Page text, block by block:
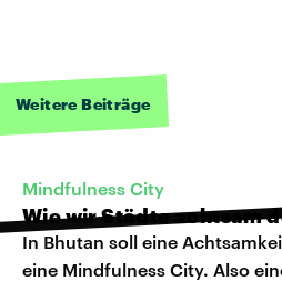
Weitere Beiträge
Mindfulness City
Wie wir Städte achtsam
In Bhutan soll eine
eine Mindfulness City. Also